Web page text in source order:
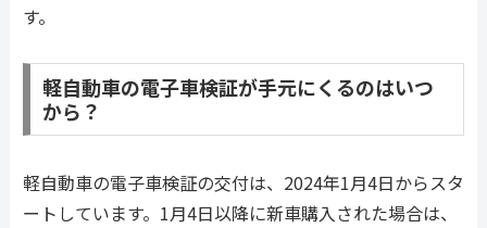
す。
軽自動車の電子車検証が手元にくるのはいつ
から？
軽自動車の電子車検証の交付は、2024年1月4日からスタ
ートしています。1月4日以降に新車購入された場合は、